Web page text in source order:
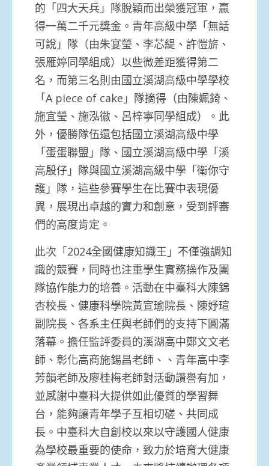
的「四大天兵」隊脫穎而出榮獲冠軍，贏
得一萬二千元獎金。青年高級中學「無話
可說」隊（由朱宴瑩、李芯緹、許愷旂、
張雁婷同學組成）以些微差距獲得第二
名，而第三名則由國立溪湖高級中學學校
「A piece of cake」隊摘得（由陳姵錡、
施宜瑩、施泓徽、呂梓寧同學組成）。此
外，優勝隊伍還包括國立溪湖高級中學
「蛋蛋聯盟」隊、國立溪湖高級中學「溪
高殷仔」隊與國立溪湖高級中學「衛你守
護」隊，這些參賽學生在比賽中表現優
異，展現出卓越的實力和創意，受到評審
們的高度肯定。
此次「2024全國健康知識王」不僅強調知
識的競賽，同時也注重學生實務操作及團
隊協作能力的培養。活動在中臺科大陳錦
杏校長、健康科學院黃宣瑜院長、陳妤瑄
副院長、各系主任與老師們的支持下圓滿
落幕。擔任監評委員的溪湖高中鄭文文老
師、彰化高商施錫昌老師、、青年高中李
芳韻老師及廖桂梅老師對活動讚譽有加，
並感謝中臺科大提供如此優質的學習舞
台，能夠讓青年學子互相切磋、共同成
長。中臺科大自創校以來以守護國人健康
為學校最重要的使命，致力於培育大健康